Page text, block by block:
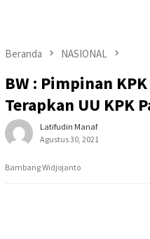
Beranda NASIONAL
BW : Pimpinan
Terapkan UU KPK
Latifudin Manaf
Agustus 30, 2021
Bambang Widjojanto